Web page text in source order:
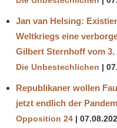
Jan van Helsing:
Weltkriegs eine
Gilbert Sternhoff vom 3.
Die Unbestechlichen
Republikaner wollen
jetzt endlich der
Opposition 24